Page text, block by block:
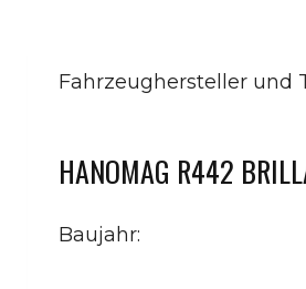
Fahrzeughersteller und
HANOMAG R442
Baujahr: